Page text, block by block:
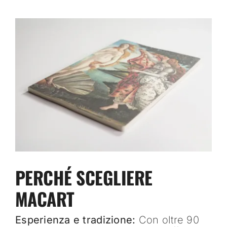
PERCHÉ SCEGLIERE
MACART
Esperienza e tradizione: Con oltre 90